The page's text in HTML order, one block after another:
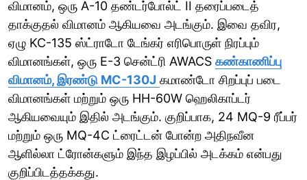
விமானம், ஒரு A-10 தண்டர்போல்ட் II தரைப்படைத்
தாக்குதல் விமானம் ஆகியவை அடங்கும். இவை தவிர,
ஏழு KC-135 ஸ்ட்ராடோ டேங்கர் எரிபொருள் நிரப்பும்
விமானங்கள், ஒரு E-3 சென்ட்ரி AWACS கண்காணிப்பு
விமானம், இரண்டு MC-130J கமாண்டோ சிறப்புப் படை
விமானங்கள் மற்றும் ஒரு HH-60W ஹெலிகாப்டர்
ஆகியவையும் இதில் அடங்கும். குறிப்பாக, 24 MQ-9 ரீப்பர்
மற்றும் ஒரு MQ-4C ட்ரைட்டன் போன்ற அதிநவீன
ஆளில்லா ட்ரோன்களும் இந்த இழப்பில் அடக்கம் என்பது
குறிப்பிடத்தக்கது.